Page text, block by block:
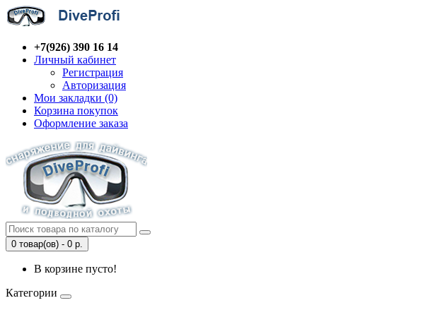
+7(926) 390 16 14
Личный кабинет
Регистрация
Авторизация
Мои закладки (0)
Корзина покупок
Оформление заказа
0 товар(ов) - 0 р.
В корзине пусто!
Категории